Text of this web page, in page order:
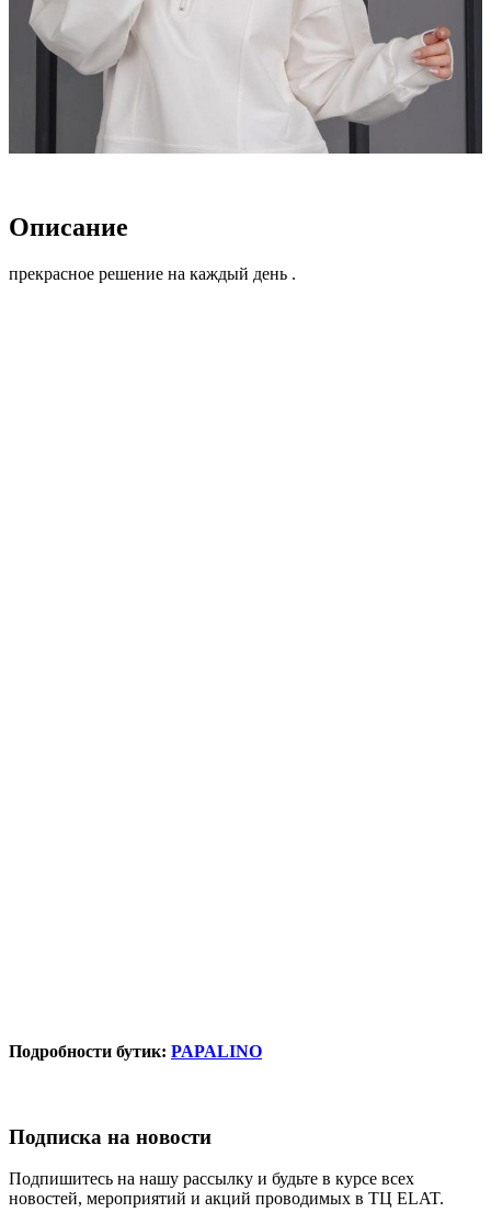
Описание
прекрасное решение на каждый день .
Подробности бутик: PAPALINO
Подписка на новости
Подпишитесь на нашу рассылку и будьте в курсе всех
новостей, мероприятий и акций проводимых в ТЦ ELAT.